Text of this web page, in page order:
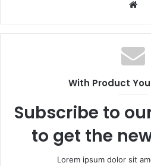
Web
With Product
Subscribe to
to get the
Lorem ipsum dolor sit